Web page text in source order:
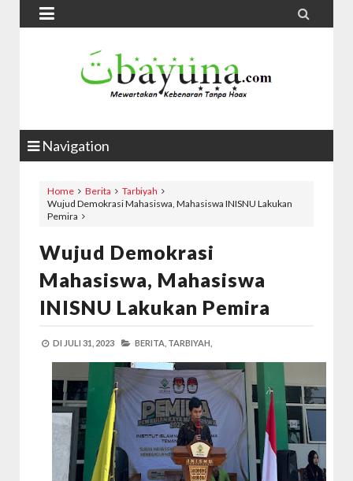
 
Navigation
Home Berita
Tarbiyah
Wujud Demokrasi Mahasiswa, Mahasiswa INISNU Lakukan
Pemira
Wujud Demokrasi
Mahasiswa, Mahasiswa
INISNU Lakukan Pemira
DI JULI 31, 2023 BERITA, TARBIYAH,